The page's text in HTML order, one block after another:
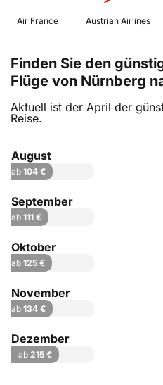
Air France Austrian Airlines
Finden Sie den
Flüge von Nürnberg
Aktuell ist der April der
Reise.
August
ab 104 €
September
ab 111 €
Oktober
ab 125 €
November
ab 134 €
Dezember
ab 215 €